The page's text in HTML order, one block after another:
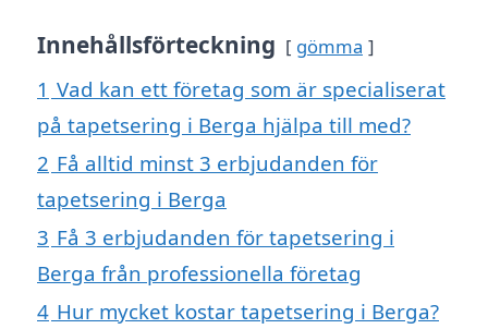
Innehållsförteckning gömma
1 Vad kan ett företag som är specialiserat
på tapetsering i Berga hjälpa till med?
2 Få alltid minst 3 erbjudanden för
tapetsering i Berga
3 Få 3 erbjudanden för tapetsering i
Berga från professionella företag
4 Hur mycket kostar tapetsering i Berga?